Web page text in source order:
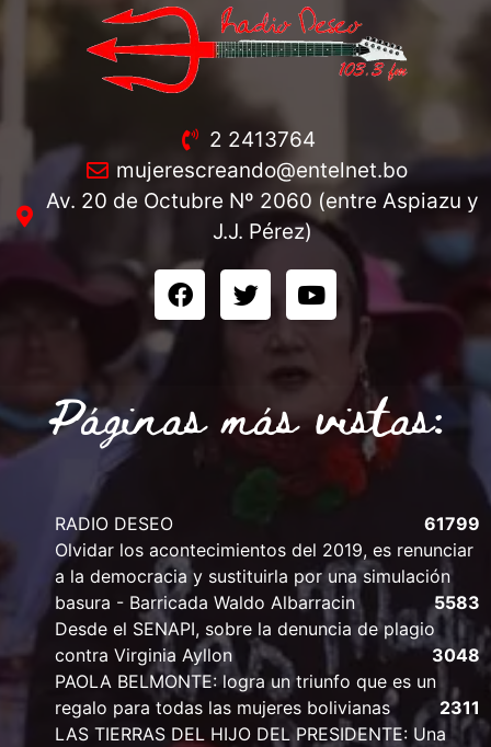
2 2413764
mujerescreando@entelnet.bo
Av. 20 de Octubre Nº 2060 (entre Aspiazu y
J.J. Pérez)
Páginas más vistas:
RADIO DESEO
61799
Olvidar los acontecimientos del 2019, es renunciar
a la democracia y sustituirla por una simulación
basura - Barricada Waldo Albarracin
5583
Desde el SENAPI, sobre la denuncia de plagio
contra Virginia Ayllon
3048
PAOLA BELMONTE: logra un triunfo que es un
regalo para todas las mujeres bolivianas
2311
LAS TIERRAS DEL HIJO DEL PRESIDENTE: Una